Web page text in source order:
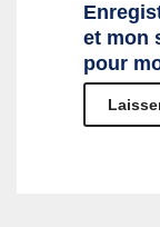
et mon
pour